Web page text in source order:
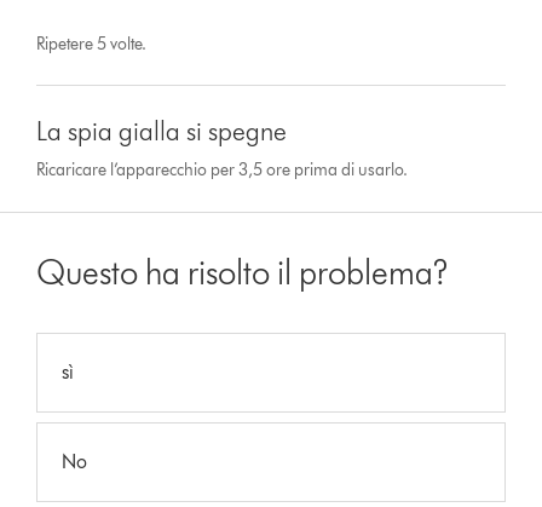
Ripetere 5 volte.
La spia gialla si spegne
Ricaricare l’apparecchio per 3,5 ore prima di usarlo.
Questo ha risolto il problema?
sì
No